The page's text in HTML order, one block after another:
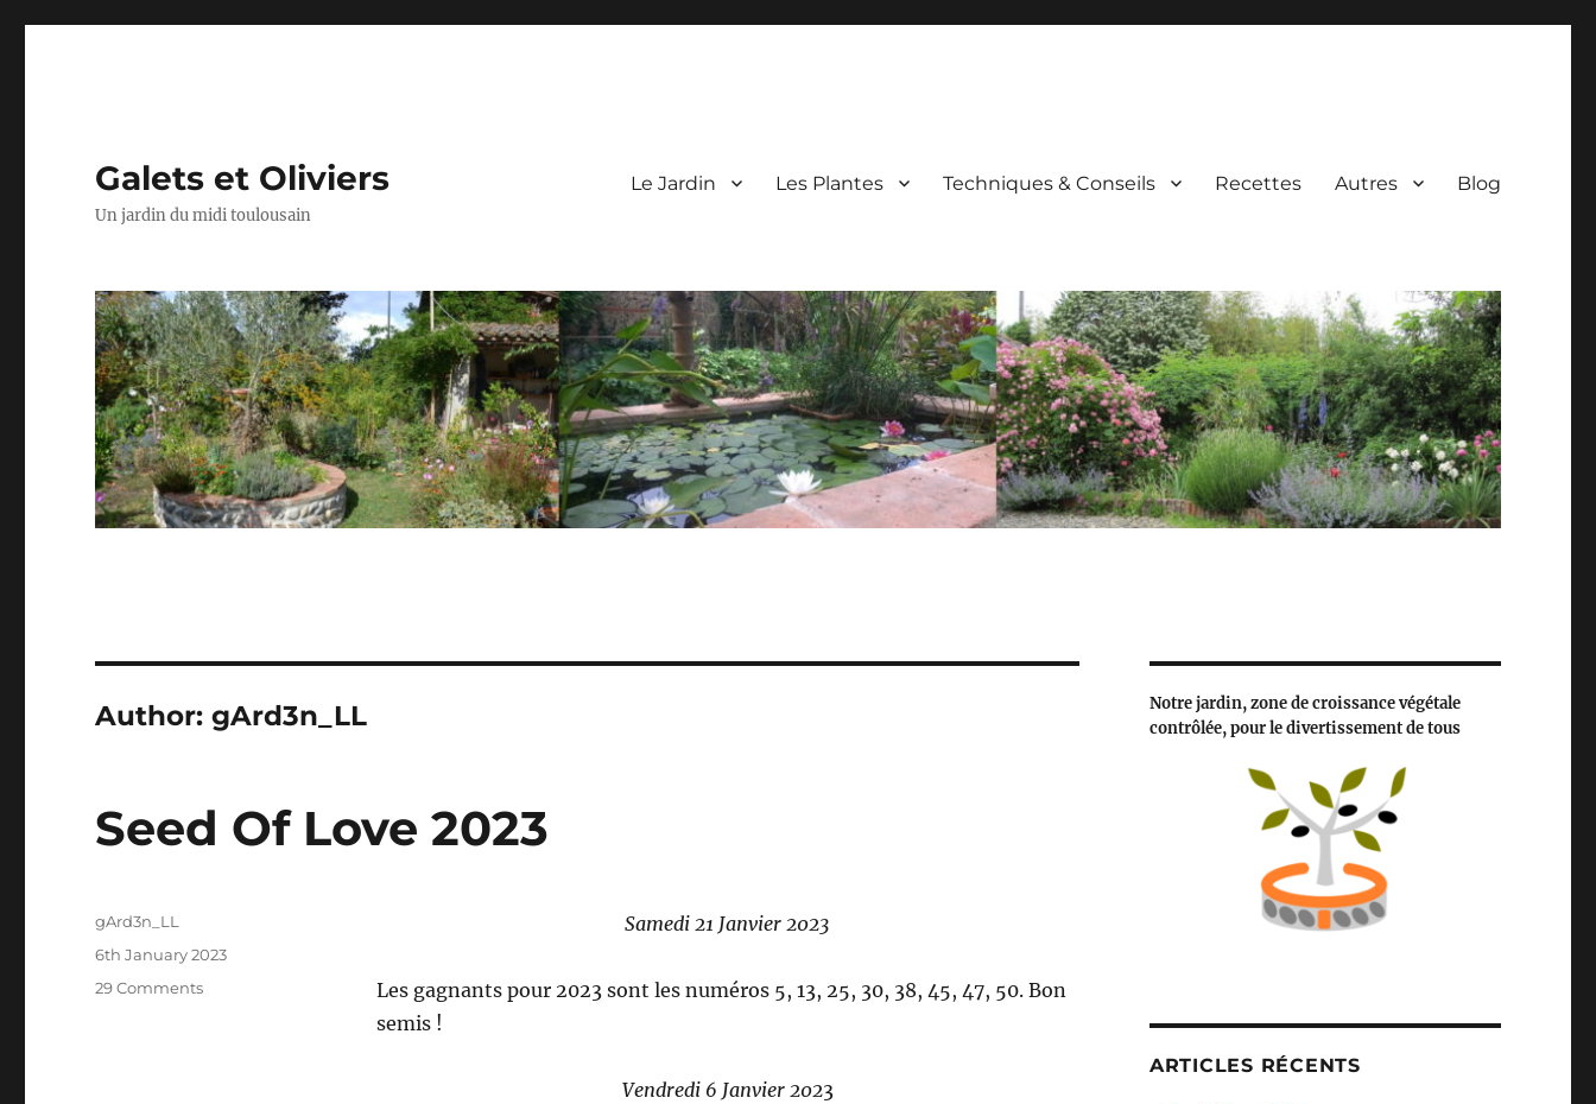
Galets et Oliviers
Un jardin du midi toulousain
Le Jardin Les Plantes Techniques & Conseils Recettes Autres Blog
Author:gArd3n_LL
Seed Of Love 2023
Samedi 21 Janvier 2023
Les gagnants pour 2023 sont les numéros 5, 13, 25, 30, 38, 45, 47, 50. Bon
semis !
Vendredi 6 Janvier 2023
Author
gArd3n_LL
Posted
on
6th January 2023
29 Commentson
Notre jardin, zone de croissance végétale
contrôlée, pour le divertissement de tous
ARTICLES RÉCENTS